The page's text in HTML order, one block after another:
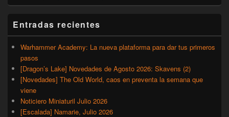
Entradas recientes
Warhammer Academy: La nueva plataforma para dar tus primeros
pasos
[Dragon’s Lake] Novedades de Agosto 2026: Skavens (2)
[Novedades] The Old World, caos en preventa la semana que
viene
Noticiero Miniaturil Julio 2026
[Escalada] Namarie, Julio 2026